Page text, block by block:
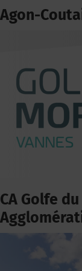
Agon-
CA Golfe